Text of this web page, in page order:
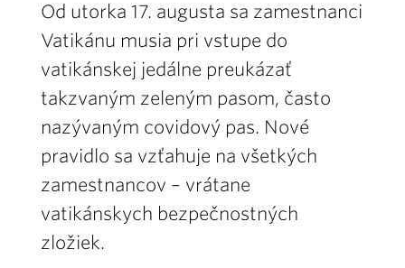
Od utorka 17. augusta sa zamestnanci
Vatikánu musia pri vstupe do
vatikánskej jedálne preukázať
takzvaným zeleným pasom, často
nazývaným covidový pas. Nové
pravidlo sa vzťahuje na všetkých
zamestnancov – vrátane
vatikánskych bezpečnostných
zložiek.